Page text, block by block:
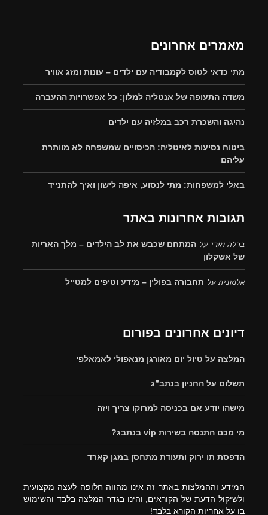
מאמרים אחרונים
מתי כדאי לטוס לקמבודיה עם ילדים – עונות ומזג אוויר
משדה התעופה של אנטליה למלון: כל אפשרויות ההעברה
נהיגה והשכרת רכב במלזיה עם ילדים
ביטוח נסיעות לאיטליה: הכיסויים שמשפחה לא מוותרת
עליהם
באלי למשפחות: מתי לנסוע, איפה לישון ואיך להתנייד
תגובות אחרונות באתר
ברלה וארי על המתחם שכבש את לב הילדים – מלך האריות
של אשקלון
אלמוניתעל תחבורה בפולין – מידע וטיפים למטייל
דיונים אחרונים בפורום
המלצה על טיול יום מאורגן מנאפולי לאמאלפי
תשלום על החניון בנתב”ג
מישהו יודע אם בכניסה למרוקו צריך ויזה
מי מכם התנסה בשירות vip בנתבג?
הדפסת תו ירוק ותעודת מתחסן במגן קארד
המידע וההמלצות באתר זה אינו מהווה חלופה לעצה מקצועית
ולשיקול הדעת של הקוראים, והינו בגדר המלצה בלבד והשימוש
בו על אחריות הקורא בלבד!